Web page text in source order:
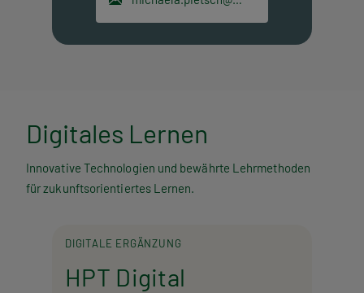
Digitales Lernen
Innovative Technologien und bewährte Lehrmethoden
für zukunftsorientiertes Lernen.
DIGITALE ERGÄNZUNG
HPT Digital